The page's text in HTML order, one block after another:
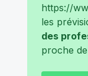
https://
les
des
proche